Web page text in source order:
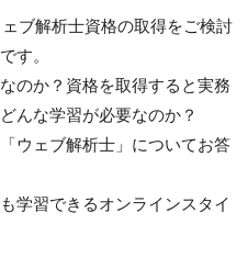
ブ解析士資格の取得をご検討
す。
のか？資格を取得すると実務
んな学習が必要なのか？
ウェブ解析士」についてお答
学習できるオンラインスタイ